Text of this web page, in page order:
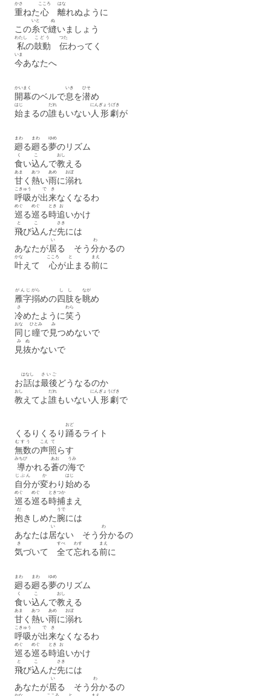
重
かさ
ねた心
こころ
離
はな
れぬように
この糸
いと
で縫
ぬ
いましょう
私
わたし
の鼓動
こどう
伝
つた
わってく
今
いま
あなたへ
開幕
かいまく
のベルで息
いき
を潜
ひそ
め
始
はじ
まるの誰
だれ
もいない人形劇
にんぎょうげき
が
廻
まわ
る廻
まわ
る夢
ゆめ
のリズム
食
く
い込
こ
んで教
おし
える
甘
あま
く 熱
あつ
い雨
あめ
に溺
おぼ
れ
呼吸
こきゅう
が出
で
来
き
なくなるわ
巡
めぐ
る巡
めぐ
る時
とき
追
お
いかけ
飛
と
び込
こ
んだ先
さき
には
あなたが居
い
る そう分
わ
かるの
叶
かな
えて 心
こころ
が止
と
まる前
まえ
に
雁字
がんじ
搦
がら
めの四肢
しし
を眺
なが
め
冷
さ
めたように笑
わら
う
同
おな
じ瞳
ひとみ
で見
み
つめないで
見
み
抜
ぬ
かないで
お話
はなし
は最後
さいご
どうなるのか
教
おし
えてよ誰
だれ
もいない人形劇
にんぎょうげき
で
くるりくるり 踊
おど
るライト
無数
むすう
の声
こえ
照
て
らす
導
みちび
かれる蒼
あお
の海
うみ
で
自分
じぶん
が変
か
わり始
はじ
める
巡
めぐ
る巡
めぐ
る時
とき
捕
つか
まえ
抱
だ
きしめた腕
うで
には
あなたは居
い
ない そう分
わ
かるの
気
き
づいて 全
すべ
て忘
わす
れる前
まえ
に
廻
まわ
る廻
まわ
る夢
ゆめ
のリズム
食
く
い込
こ
んで教
おし
える
甘
あま
く 熱
あつ
い雨
あめ
に溺
おぼ
れ
呼吸
こきゅう
が出
で
来
き
なくなるわ
巡
めぐ
る巡
めぐ
る時
とき
追
お
いかけ
飛
と
び込
こ
んだ先
さき
には
あなたが居
い
る そう分
わ
かるの